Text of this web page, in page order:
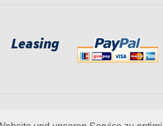
unsere Erfahrungswerte und unser Streben
über uns. mehr über Wagner